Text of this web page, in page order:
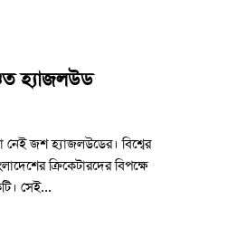
হ্যাজলউড
নেই জশ হ্যাজলউডের। বিশ্বের
ক্রিকেটারদের বিপক্ষে
সেই...